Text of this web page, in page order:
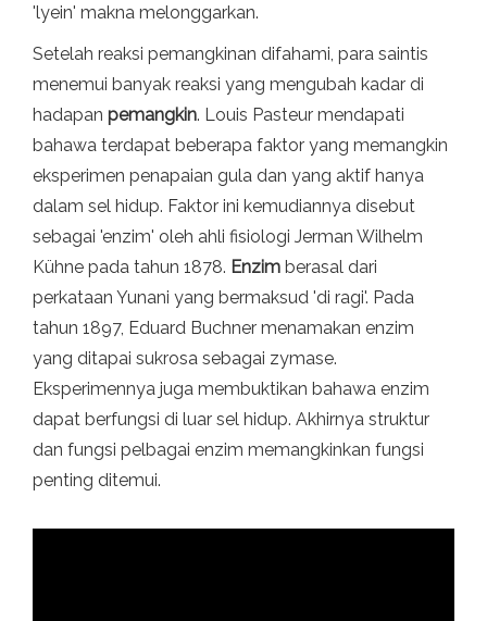
'lyein' makna melonggarkan.
Setelah reaksi pemangkinan difahami, para saintis
menemui banyak reaksi yang mengubah kadar di
hadapan pemangkin. Louis Pasteur mendapati
bahawa terdapat beberapa faktor yang memangkin
eksperimen penapaian gula dan yang aktif hanya
dalam sel hidup. Faktor ini kemudiannya disebut
sebagai 'enzim' oleh ahli fisiologi Jerman Wilhelm
Kühne pada tahun 1878. Enzim berasal dari
perkataan Yunani yang bermaksud 'di ragi'. Pada
tahun 1897, Eduard Buchner menamakan enzim
yang ditapai sukrosa sebagai zymase.
Eksperimennya juga membuktikan bahawa enzim
dapat berfungsi di luar sel hidup. Akhirnya struktur
dan fungsi pelbagai enzim memangkinkan fungsi
penting ditemui.